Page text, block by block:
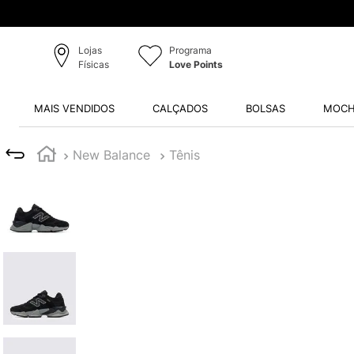
Lojas
Físicas
Programa
Love Points
MAIS VENDIDOS CALÇADOS BOLSAS
New Balance Tênis